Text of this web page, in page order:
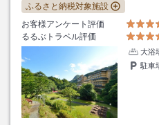
ふるさと納税対象施設
お客様アンケート評価
るるぶトラベル評価
大浴
駐車